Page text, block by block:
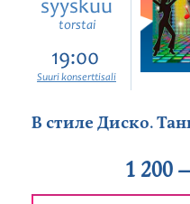
syyskuu
torstai
19:00
Suuri konserttisali
В стиле Диско.
1 200